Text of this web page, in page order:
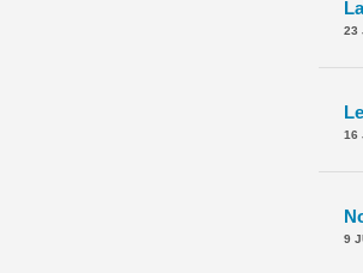
23
16
9